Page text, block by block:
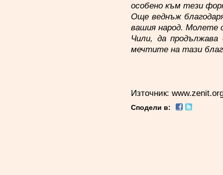
особено към тези
Още веднъж
вашия народ. Молете
Чили, да
мечтите на тази
Източник:
Сподели в: